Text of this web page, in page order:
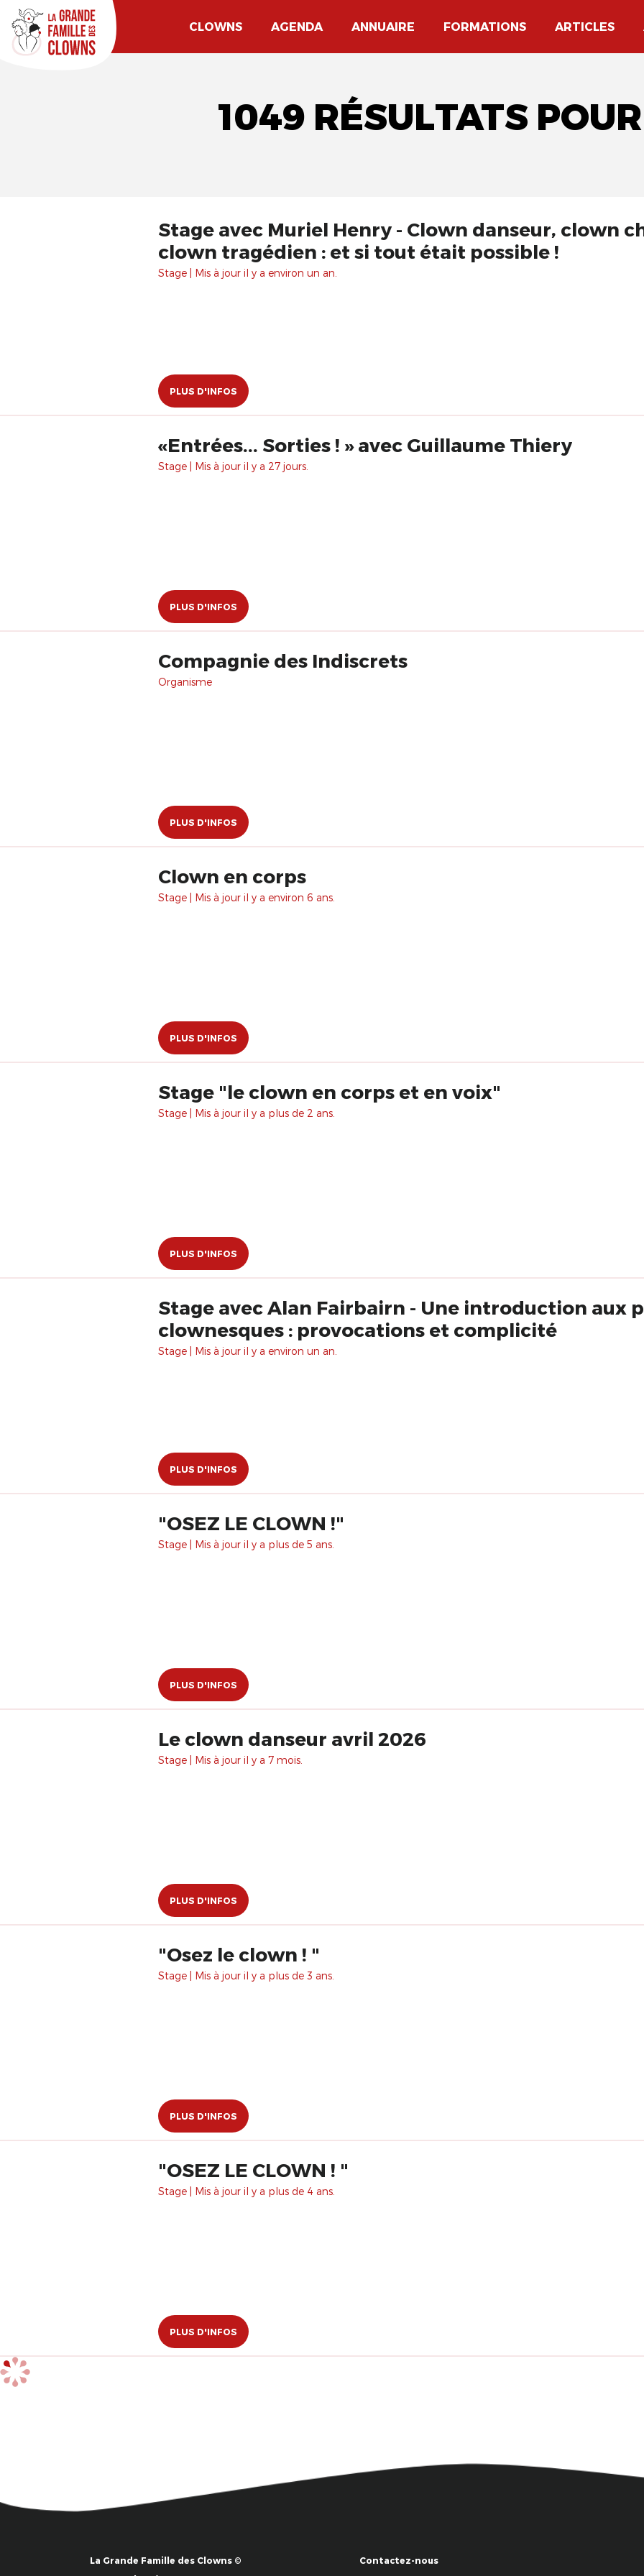
CLOWNS AGENDA ANNUAIRE FORMATIONS ARTICLES
1049 RÉSULTATS
Stage avec Muriel Henry - Clown danseur, clown
clown tragédien : et si tout était possible !
Stage | Mis à jour il y a environ un an.
PLUS D'INFOS
«Entrées... Sorties ! » avec Guillaume Thiery
Stage | Mis à jour il y a 27 jours.
PLUS D'INFOS
Compagnie des Indiscrets
Organisme
PLUS D'INFOS
Clown en corps
Stage | Mis à jour il y a environ 6 ans.
PLUS D'INFOS
Stage "le clown en corps et en voix"
Stage | Mis à jour il y a plus de 2 ans.
PLUS D'INFOS
Stage avec Alan Fairbairn - Une introduction aux
clownesques : provocations et complicité
Stage | Mis à jour il y a environ un an.
PLUS D'INFOS
"OSEZ LE CLOWN !"
Stage | Mis à jour il y a plus de 5 ans.
PLUS D'INFOS
Le clown danseur avril 2026
Stage | Mis à jour il y a 7 mois.
PLUS D'INFOS
"Osez le clown ! "
Stage | Mis à jour il y a plus de 3 ans.
PLUS D'INFOS
"OSEZ LE CLOWN ! "
Stage | Mis à jour il y a plus de 4 ans.
PLUS D'INFOS
La Grande Famille des Clowns ©
Contactez-nous